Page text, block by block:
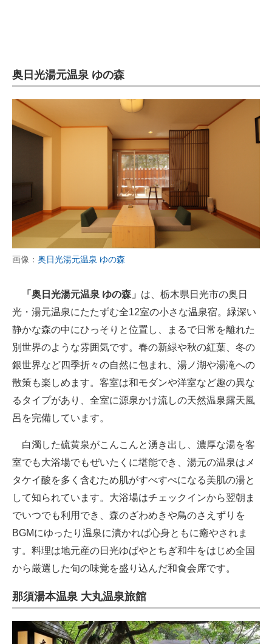
奥日光湯元温泉 ゆの森
画像： 奥日光湯元温泉 ゆの森
「奥日光湯元温泉 ゆの森」 は、栃木県日光市の奥日
光・湯元温泉にたたずむ全12室の小さな温泉宿。緑深い
静かな森の中にひっそりと位置し、まるで日常を離れた
別世界のような雰囲気です。春の新緑や秋の紅葉、冬の
銀世界など四季折々の自然に包まれ、湯ノ湖や湯滝への
散策も楽しめます。客室は和モダンや洋室など趣の異な
るタイプがあり、全室に源泉かけ流しの天然温泉露天風
呂を完備しています。
白濁した硫黄泉がこんこんと湧き出し、濃厚な湯を客
室でも大浴場でもぜいたくに堪能でき、湯元の温泉はメ
タケイ酸を多く含むため肌がすべすべになる美肌の湯と
して知られています。大浴場はチェックインから翌朝ま
でいつでも利用でき、森のざわめきや鳥のさえずりを
BGMにゆったり温泉に漬かれば心身ともに癒やされま
す。料理は地元産の日光ゆばやとちぎ和牛をはじめ全国
から厳選した旬の味覚を盛り込んだ和食会席です。
那須湯本温泉 大丸温泉旅館